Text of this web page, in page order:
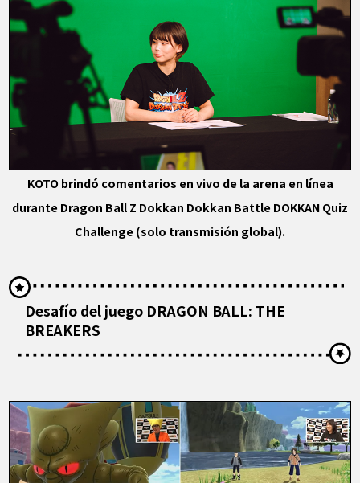
KOTO brindó comentarios en vivo de la arena en línea
durante Dragon Ball Z Dokkan Dokkan Battle DOKKAN Quiz
Challenge (solo transmisión global).
Desafío del juego DRAGON BALL: THE
BREAKERS